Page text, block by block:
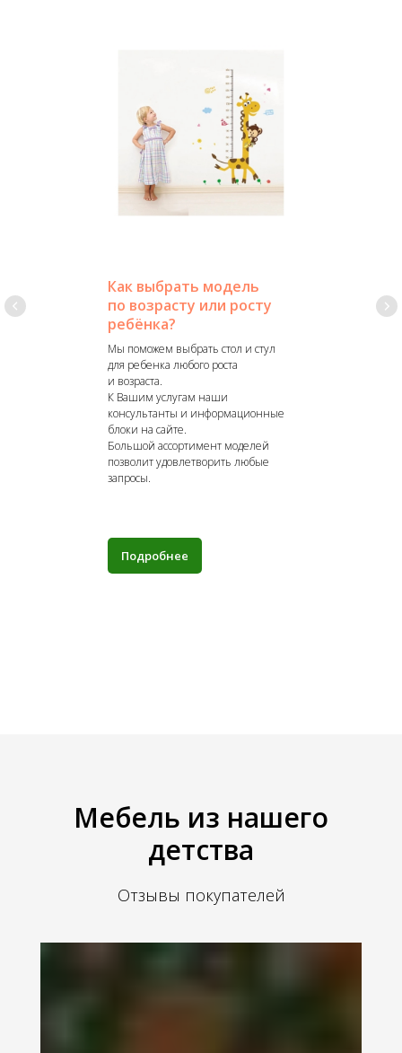
Как выбрать модель
по возрасту или росту
ребёнка?
Мы поможем выбрать стол и стул
для ребенка любого роста
и возраста.
К Вашим услугам наши
консультанты и информационные
блоки на сайте.
Большой ассортимент моделей
позволит удовлетворить любые
запросы.
Подробнее
Мебель из нашего
детства
Отзывы покупателей